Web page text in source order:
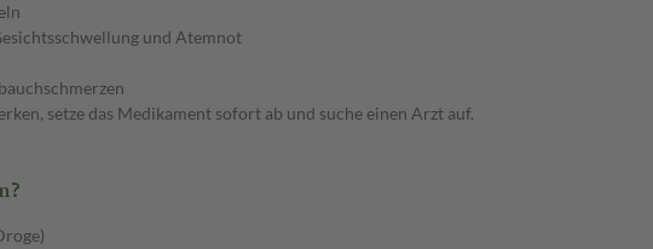
und Atemnot
setze das Medikament sofort ab und suche einen Arzt auf.